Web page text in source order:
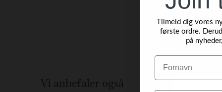
Vi anbefaler også
Tilmeld dig vores
første ordre.
på
Navn